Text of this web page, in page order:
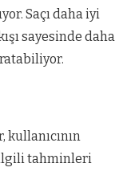
Saçı daha iyi
sayesinde daha
ilgili tahminleri